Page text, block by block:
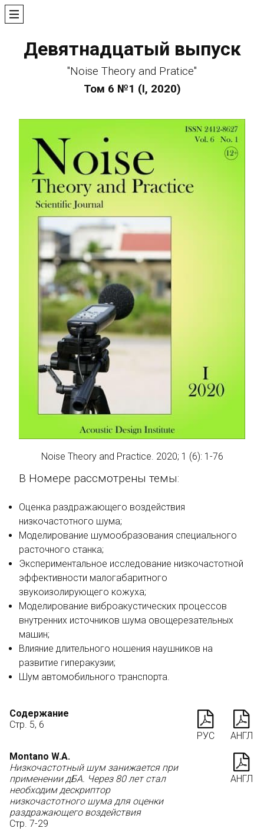
Девятнадцатый выпуск
"Noise Theory and Pratice"
Том 6 №1 (I, 2020)
Noise Theory and Practice. 2020; 1 (6): 1-76
В Номере рассмотрены темы:
Оценка раздражающего воздействия
низкочастотного шума;
Моделирование шумообразования специального
расточного станка;
Экспериментальное исследование низкочастотной
эффективности малогабаритного
звукоизолирующего кожуха;
Моделирование виброакустических процессов
внутренних источников шума овощерезательных
машин;
Влияние длительного ношения наушников на
развитие гиперакузии;
Шум автомобильного транспорта.
Содержание
Стр. 5, 6
РУС
АНГЛ
Montano W.A.
Низкочастотный шум занижается при
применении дБА. Через 80 лет стал
необходим дескриптор
низкочастотного шума для оценки
раздражающего воздействия
Стр. 7-29
АНГЛ